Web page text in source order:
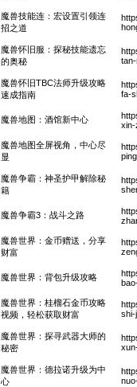
魔兽技能连：宏设置引领连
招之道
魔兽怀旧服：探秘技能遗忘
的奥秘
魔兽怀旧TBC法师升级攻略
速成指南
fa-
魔兽地图：酒馆新中心
xin-
魔兽地图全屏视角，中心尽
显
魔兽争霸：神圣护甲解除秘
籍
魔兽争霸3：战斗之路
魔兽世界：金币赠送，分享
财富
魔兽世界：背包升级攻略
魔兽世界：桂榴石金币攻略
视频，轻松获取财富
shi-
魔兽世界：探寻武器大师的
秘密
魔兽世界：德拉诺升级为中
心